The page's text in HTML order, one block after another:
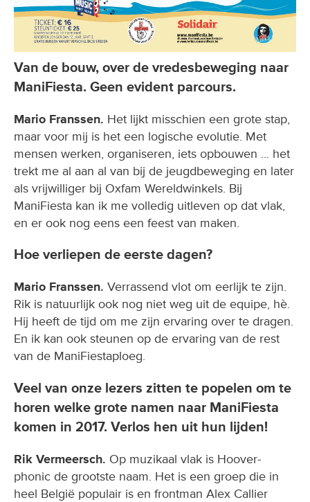
Van de bouw, over de vredesbeweging naar
ManiFiesta. Geen evident parcours.
Mario Franssen. Het lijkt misschien een grote stap,
maar voor mij is het een logische evolutie. Met
mensen werken, organiseren, iets opbouwen ... het
trekt me al aan al van bij de jeugdbeweging en later
als vrijwilliger bij Oxfam Wereldwinkels. Bij
ManiFiesta kan ik me volledig uitleven op dat vlak,
en er ook nog eens een feest van maken.
Hoe verliepen de eerste dagen?
Mario Franssen. Verrassend vlot om eerlijk te zijn.
Rik is natuurlijk ook nog niet weg uit de equipe, hè.
Hij heeft de tijd om me zijn ervaring over te dragen.
En ik kan ook steunen op de ervaring van de rest
van de ManiFiestaploeg.
Veel van onze lezers zitten te popelen om te
horen welke grote namen naar ManiFiesta
komen in 2017. Verlos hen uit hun lijden!
Rik Vermeersch. Op muzikaal vlak is Hoover-
phonic de grootste naam. Het is een groep die in
heel België populair is en frontman Alex Callier